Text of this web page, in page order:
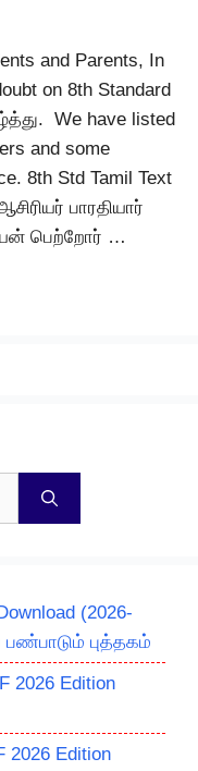
and Parents, In
on 8th Standard
We have listed
and some
8th Std Tamil Text
பாரதியார்
பெற்றோர் …
(2026-
பண்பாடும் புத்தகம்
2026 Edition
2026 Edition